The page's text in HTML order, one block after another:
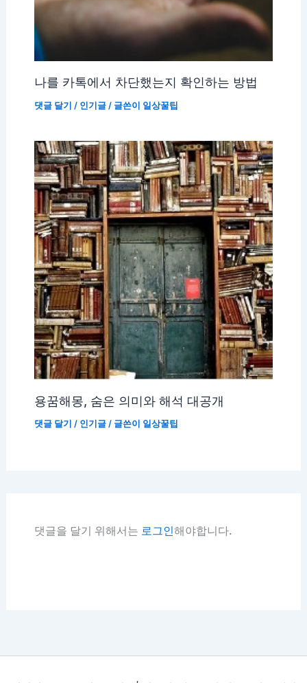
나를 카톡에서 차단했는지 확인하는 방법
댓글 달기 / 인기글/ 글쓴이 일상꿀팁
용꿈해몽, 숨은 의미와 해석 대공개
댓글 달기 / 인기글/ 글쓴이 일상꿀팁
댓글을 달기 위해서는 로그인해야합니다.